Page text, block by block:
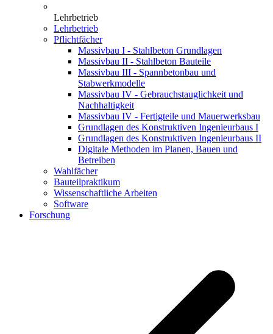
Lehrbetrieb
Lehrbetrieb
Pflichtfächer
Massivbau I - Stahlbeton Grundlagen
Massivbau II - Stahlbeton Bauteile
Massivbau III - Spannbetonbau und
Stabwerkmodelle
Massivbau IV - Gebrauchstauglichkeit und
Nachhaltigkeit
Massivbau IV - Fertigteile und Mauerwerksbau
Grundlagen des Konstruktiven Ingenieurbaus I
Grundlagen des Konstruktiven Ingenieurbaus II
Digitale Methoden im Planen, Bauen und
Betreiben
Wahlfächer
Bauteilpraktikum
Wissenschaftliche Arbeiten
Software
Forschung